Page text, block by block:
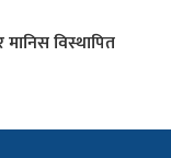
विस्थापित